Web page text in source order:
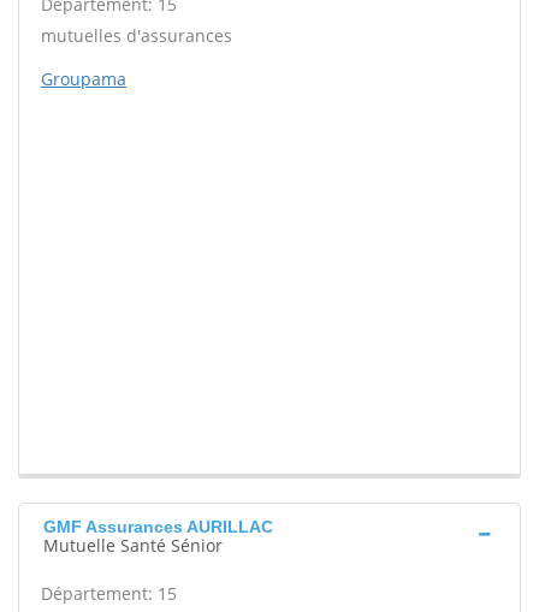
mutuelles d'assurances
Groupama
GMF Assurances AURILLAC
Mutuelle Santé Sénior
Département: 15